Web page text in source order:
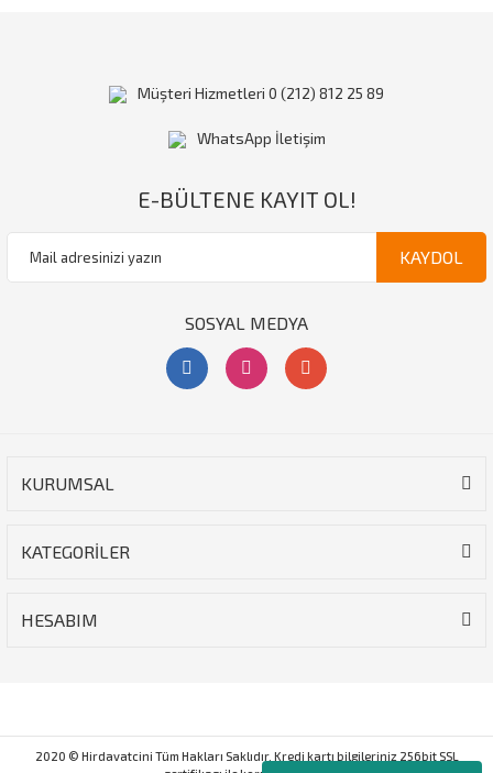
KURUMSAL
KATEGORİLER
HESABIM
Müşteri Hizmetleri 0 (212) 812 25 89
WhatsApp İletişim
E-BÜLTENE KAYIT OL!
KAYDOL
SOSYAL MEDYA
2020 © Hirdavatcini Tüm Hakları Saklıdır. Kredi kartı bilgileriniz 256bit SSL